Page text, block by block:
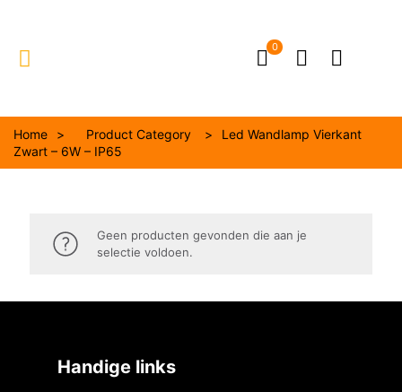
0
Home > Product Category >
Led Wandlamp Vierkant
Zwart – 6W – IP65
Geen producten gevonden die aan je
selectie voldoen.
Handige links